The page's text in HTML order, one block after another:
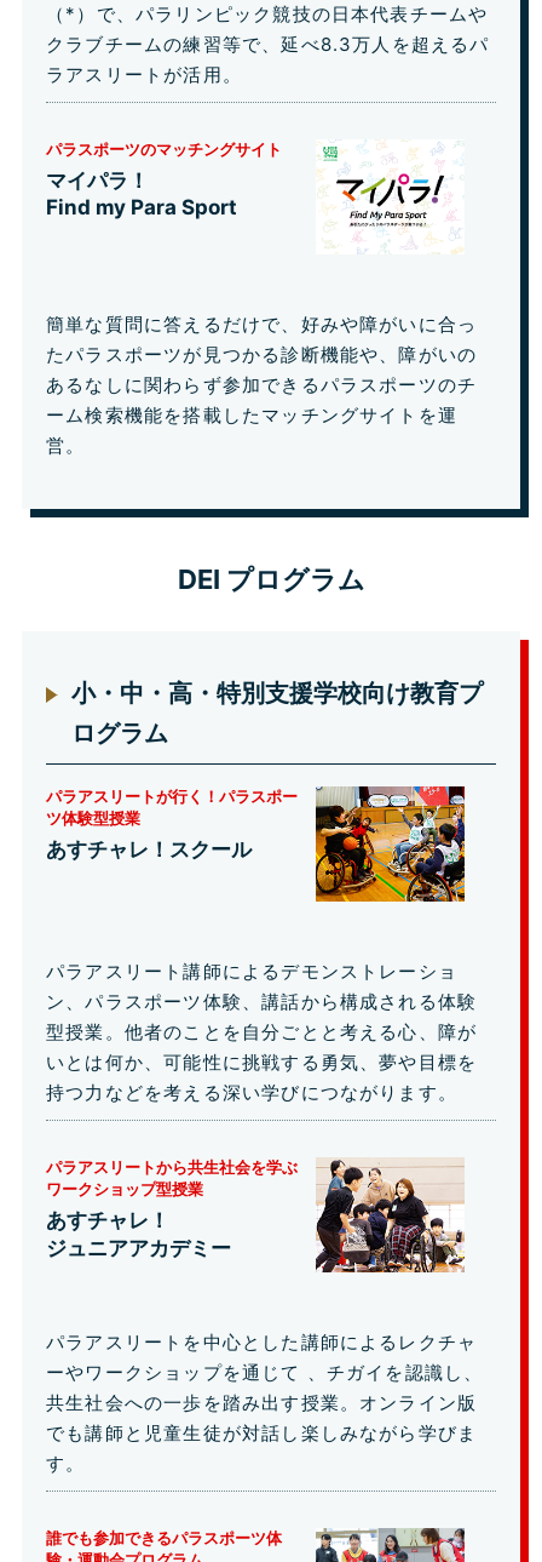
（*）で、パラリンピック競技の日本代表チームや
クラブチームの練習等で、延べ8.3万人を超えるパ
ラアスリートが活用。
パラスポーツのマッチングサイト
マイパラ！
Find my Para Sport
簡単な質問に答えるだけで、好みや障がいに合っ
たパラスポーツが見つかる診断機能や、障がいの
あるなしに関わらず参加できるパラスポーツのチ
ーム検索機能を搭載したマッチングサイトを運
営。
DEI プログラム
小・中・高・特別支援学校向け教育プ
ログラム
パラアスリートが行く！パラスポー
ツ体験型授業
あすチャレ！スクール
パラアスリート講師によるデモンストレーショ
ン、パラスポーツ体験、講話から構成される体験
型授業。他者のことを自分ごとと考える心、障が
いとは何か、可能性に挑戦する勇気、夢や目標を
持つ力などを考える深い学びにつながります。
パラアスリートから共生社会を学ぶ
ワークショップ型授業
あすチャレ！
ジュニアアカデミー
パラアスリートを中心とした講師によるレクチャ
ーやワークショップを通じて 、チガイを認識し、
共生社会への一歩を踏み出す授業。オンライン版
でも講師と児童生徒が対話し楽しみながら学びま
す。
誰でも参加できるパラスポーツ体